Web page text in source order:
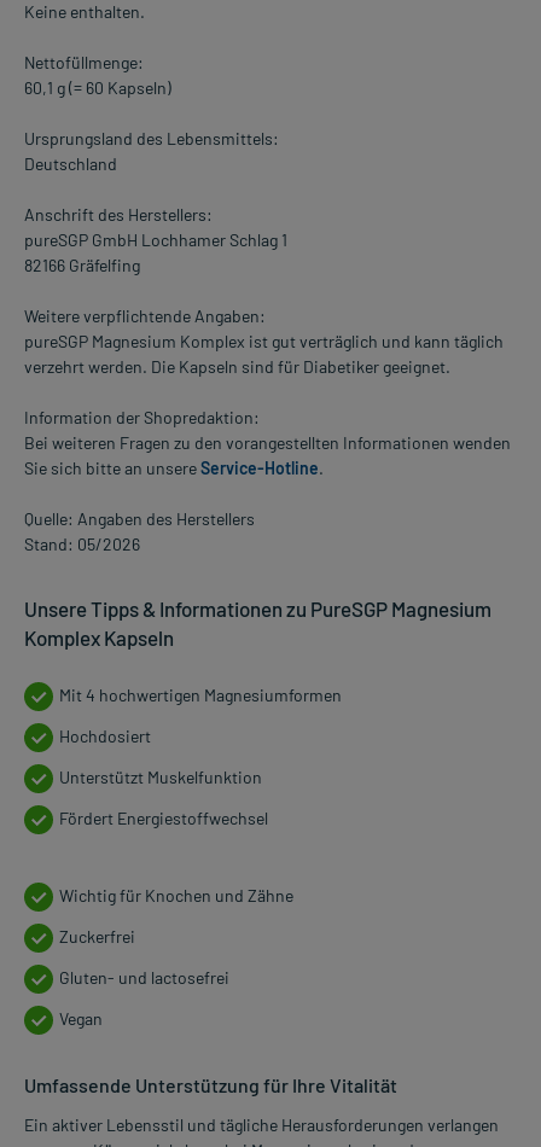
Keine enthalten.
Nettofüllmenge:
60,1 g (= 60 Kapseln)
Ursprungsland des Lebensmittels:
Deutschland
Anschrift des Herstellers:
pureSGP GmbH Lochhamer Schlag 1
82166 Gräfelfing
Weitere verpflichtende Angaben:
pureSGP Magnesium Komplex ist gut verträglich und kann täglich
verzehrt werden. Die Kapseln sind für Diabetiker geeignet.
Information der Shopredaktion:
Bei weiteren Fragen zu den vorangestellten Informationen wenden
Sie sich bitte an unsereService-Hotline.
Quelle: Angaben des Herstellers
Stand: 05/2026
Unsere Tipps & Informationen zu PureSGP Magnesium
Komplex Kapseln
Mit 4 hochwertigen Magnesiumformen
Hochdosiert
Unterstützt Muskelfunktion
Fördert Energiestoffwechsel
Wichtig für Knochen und Zähne
Zuckerfrei
Gluten- und lactosefrei
Vegan
Umfassende Unterstützung für Ihre Vitalität
Ein aktiver Lebensstil und tägliche Herausforderungen verlangen